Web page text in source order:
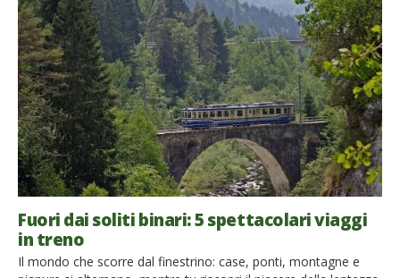
un viaggio nel viaggio; la meta è secondaria, il percorso, tra
ghiacciai, mare […]
Fuori dai soliti binari: 5 spettacolari viaggi
in treno
Il mondo che scorre dal finestrino: case, ponti, montagne e